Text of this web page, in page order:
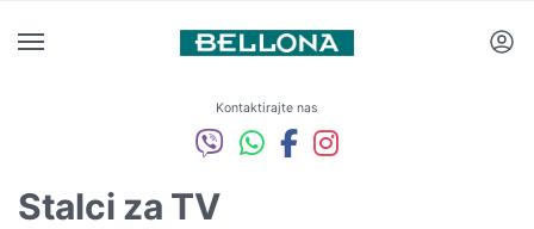
Kontaktirajte nas
Stalci za TV